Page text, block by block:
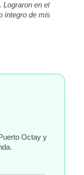
Lograron en el
íntegro de mis
Octay y